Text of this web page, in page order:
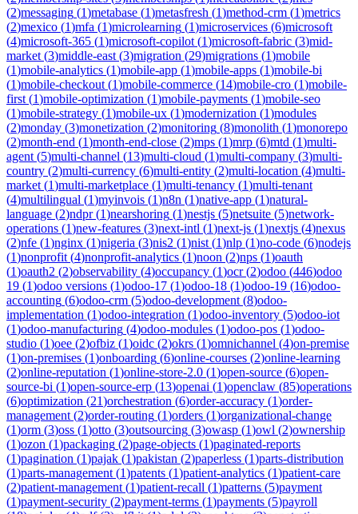
(2)messaging (1)metabase (1)metasfresh (1)method-crm (1)metrics
(2)mexico (1)mfa (1)microlearning (1)microservices (6)microsoft
(4)microsoft-365 (1)microsoft-copilot (1)microsoft-fabric (3)mid-
market (3)middle-east (3)migration (29)migrations (1)mobile
(1)mobile-analytics (1)mobile-app (1)mobile-apps (1)mobile-bi
(1)mobile-checkout (1)mobile-commerce (14)mobile-cro (1)mobile-
first (1)mobile-optimization (1)mobile-payments (1)mobile-seo
(1)mobile-strategy (1)mobile-ux (1)modernization (1)modules
(2)monday (3)monetization (2)monitoring (8)monolith (1)monorepo
(2)month-end (1)month-end-close (2)mps (1)mrp (6)mtd (1)multi-
agent (5)multi-channel (13)multi-cloud (1)multi-company (3)multi-
country (2)multi-currency (6)multi-entity (2)multi-location (4)multi-
market (1)multi-marketplace (1)multi-tenancy (1)multi-tenant
(4)multilingual (1)myinvois (1)n8n (1)native-app (1)natural-
language (2)ndpr(1)nearshoring (1)nestjs (5)netsuite (5)network-
operations (1)new-features (3)next-intl (1)next-js (1)nextjs (4)nexus
(2)nfe (1)nginx (1)nigeria (3)nis2 (1)nist (1)nlp (1)no-code (6)nodejs
(1)nonprofit (4)nonprofit-analytics (1)noon (2)nps (1)oauth
(1)oauth2 (2)observability (4)occupancy (1)ocr(2)odoo (446)odoo
19 (1)odoo versions (1)odoo-17 (1)odoo-18 (1)odoo-19 (16)odoo-
accounting (6)odoo-crm (5)odoo-development (8)odoo-
implementation (1)odoo-integration (1)odoo-inventory (5)odoo-iot
(1)odoo-manufacturing (4)odoo-modules (1)odoo-pos (1)odoo-
studio (1)oee (2)ofbiz (1)oidc (2)okrs (1)omnichannel (4)on-premise
(1)on-premises (1)onboarding (6)online-courses (2)online-learning
(2)online-reputation (1)online-store-2.0 (1)open-source (6)open-
source-bi (1)open-source-erp (13)openai (1)openclaw (85)operations
(6)optimization (21)orchestration (6)order-accuracy (1)order-
management (2)order-routing (1)orders (1)organizational-change
(1)orm (3)oss (1)otto (3)outsourcing (3)owasp (1)owl (2)ownership
(1)ozon (1)packaging (2)page-objects (1)paginated-reports
(1)pagination (1)pajak (1)pakistan (2)paperless (1)parts-distribution
(1)parts-management (1)patents (1)patient-analytics (1)patient-care
(2)patient-management (1)patient-recall (1)patterns (5)payment
(1)payment-security (2)payment-terms (1)payments (5)payroll